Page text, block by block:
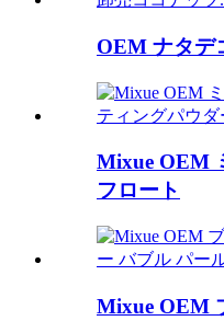
OEM ナタデ
Mixue OEM
フロート
Mixue OEM